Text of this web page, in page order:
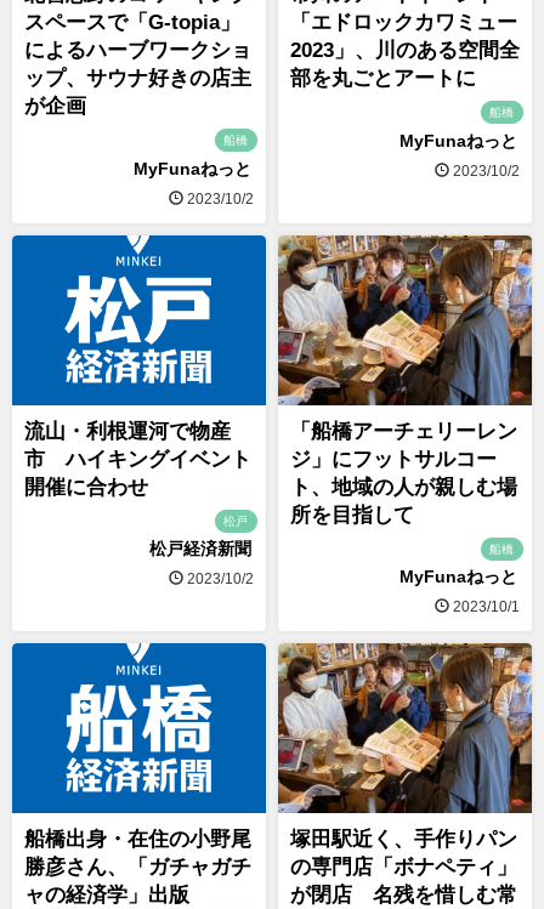
スペースで「G-topia」
によるハーブワークショ
ップ、サウナ好きの店主
が企画
船橋
MyFunaねっと
2023/10/2
「エドロックカワミュー
2023」、川のある空間全
部を丸ごとアートに
船橋
MyFunaねっと
2023/10/2
流山・利根運河で物産
市 ハイキングイベント
開催に合わせ
松戸
松戸経済新聞
2023/10/2
「船橋アーチェリーレン
ジ」にフットサルコー
ト、地域の人が親しむ場
所を目指して
船橋
MyFunaねっと
2023/10/1
船橋出身・在住の小野尾
勝彦さん、「ガチャガチ
ャの経済学」出版
塚田駅近く、手作りパン
の専門店「ボナペティ」
が閉店 名残を惜しむ常